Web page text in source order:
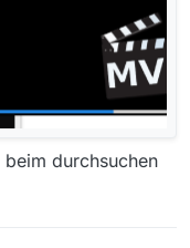
durchsuchen